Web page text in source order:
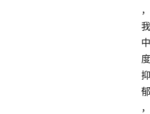
，
我
中
度
抑
郁
，